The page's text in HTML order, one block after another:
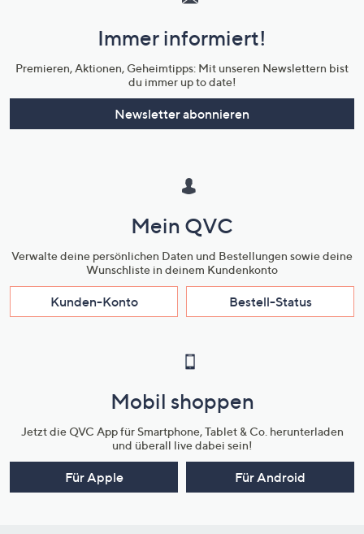
Unternehmensinformationen
Immer informiert!
Premieren, Aktionen, Geheimtipps: Mit unseren Newslettern bist
du immer up to date!
Newsletter abonnieren
Mein QVC
Verwalte deine persönlichen Daten und Bestellungen sowie deine
Wunschliste in deinem Kundenkonto
Kunden-Konto Bestell-Status
Mobil shoppen
Jetzt die QVC App für Smartphone, Tablet & Co. herunterladen
und überall live dabei sein!
Für Apple Für Android